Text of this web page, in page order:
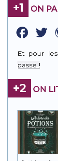
+1 ON
Et pour
passe !
+2 ON